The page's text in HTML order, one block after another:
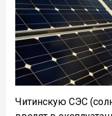
Читинскую СЭС